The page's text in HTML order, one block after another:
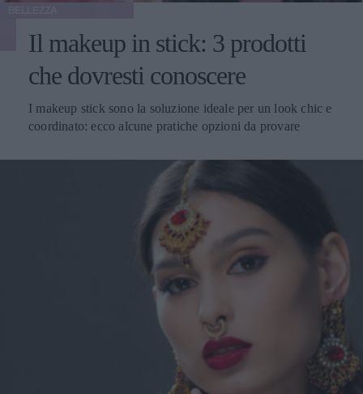
Il makeup in stick: 3 prodotti
che dovresti conoscere
I makeup stick sono la soluzione ideale per un look chic e
coordinato: ecco alcune pratiche opzioni da provare